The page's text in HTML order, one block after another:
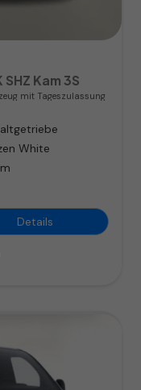
Kam 3S
mit Tageszulassung
White
Details